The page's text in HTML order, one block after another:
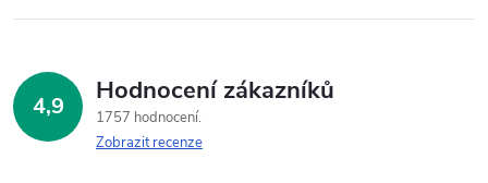
4,9 Hodnocení zákazníků
1757 hodnocení
Zobrazit recenze